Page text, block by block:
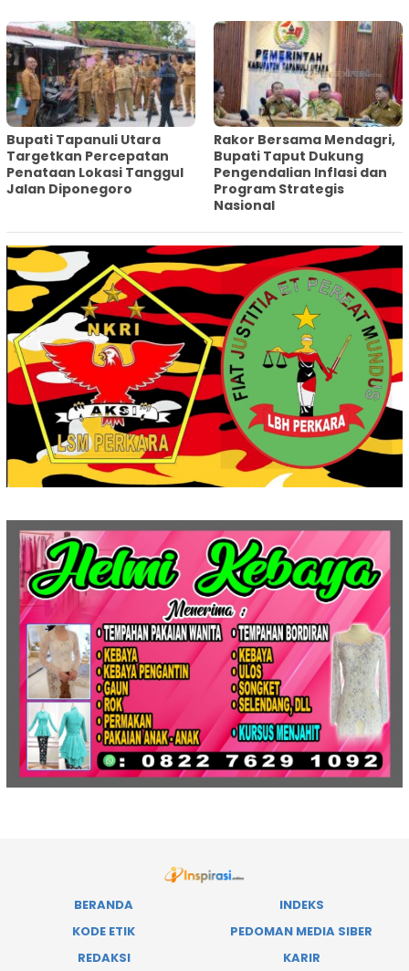
‎Bupati Tapanuli Utara
Targetkan Percepatan
Penataan Lokasi Tanggul
Jalan Diponegoro
Rakor Bersama Mendagri,
Bupati Taput Dukung
Pengendalian Inflasi dan
Program Strategis
Nasional‎
BERANDA
INDEKS
KODE ETIK
PEDOMAN MEDIA SIBER
REDAKSI
KARIR